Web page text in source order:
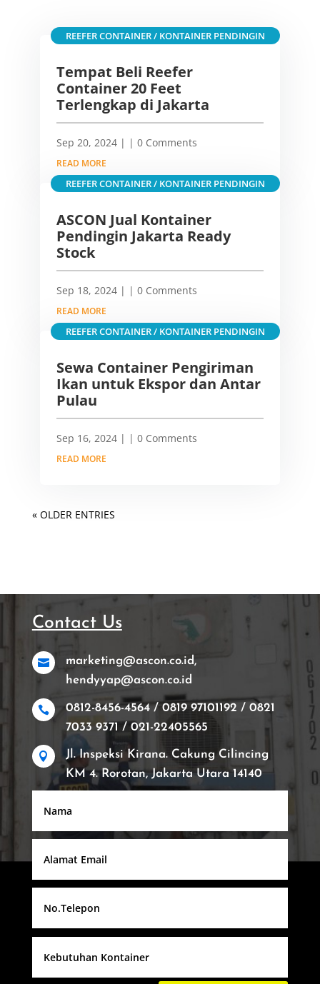
Tempat Beli Reefer
Container 20 Feet
Terlengkap di Jakarta
Sep 20, 2024|
REEFER CONTAINER / KONTAINER PENDINGIN
| 0 Comments
READ MORE
ASCON Jual Kontainer
Pendingin Jakarta Ready
Stock
Sep 18, 2024|
REEFER CONTAINER / KONTAINER PENDINGIN
| 0 Comments
READ MORE
Sewa Container Pengiriman
Ikan untuk Ekspor dan Antar
Pulau
Sep 16, 2024|
REEFER CONTAINER / KONTAINER PENDINGIN
| 0 Comments
READ MORE
« OLDER ENTRIES
Contact Us

marketing@ascon.co.id,
hendyyap@ascon.co.id

0812-8456-4564 / 0819 97101192 / 0821
7033 9371 / 021-22405565

Jl. Inspeksi Kirana. Cakung Cilincing
KM 4. Rorotan, Jakarta Utara 14140